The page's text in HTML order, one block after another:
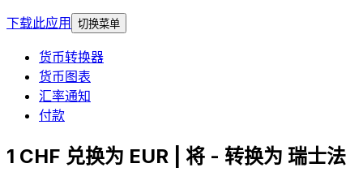
下载此应用
切换菜单
货币转换器
货币图表
汇率通知
付款
1 CHF 兑换为 EUR | 将 - 转换为 瑞士法